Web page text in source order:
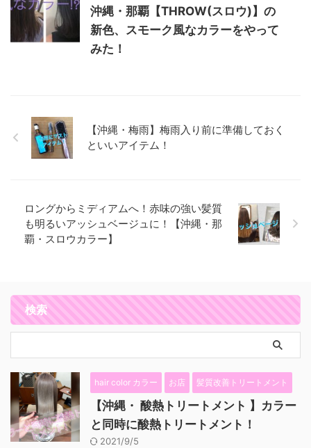
沖縄・那覇【THROW(スロウ)】の
新色、スモーク風なカラーをやって
みた！
【沖縄・梅雨】梅雨入り前に準備しておく
といいアイテム！
ロングからミディアムへ！赤味の強い髪質
も明るいアッシュベージュに！【沖縄・那
覇・スロウカラー】
検索
hair color カラー お店 髪質改善トリートメント
【沖縄・ 酸熱トリートメント 】カラー
と同時に酸熱トリートメント！
2021/9/5